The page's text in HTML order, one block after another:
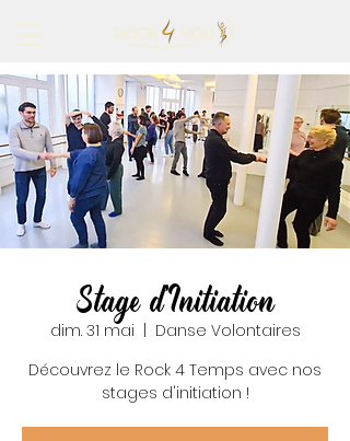
Stage d'Initiation
dim. 31 mai
Danse Volontaires
Découvrez le Rock 4 Temps avec nos
stages d'initiation !